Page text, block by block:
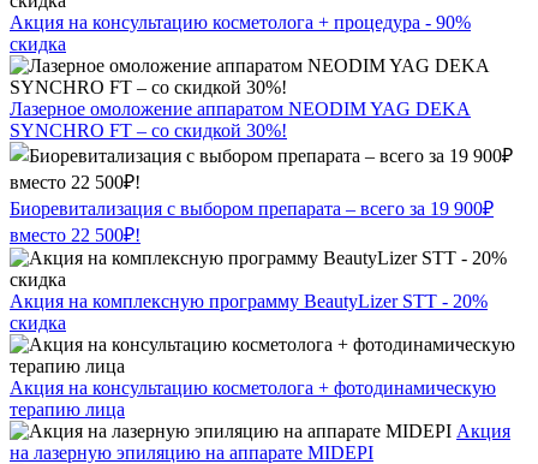
Акция на консультацию косметолога + процедура - 90%
скидка
Лазерное омоложение аппаратом NEODIM YAG DEKA
SYNCHRO FT – со скидкой 30%!
Биоревитализация с выбором препарата – всего за 19 900₽
вместо 22 500₽!
Акция на комплексную программу BeautyLizer STT - 20%
скидка
Акция на консультацию косметолога + фотодинамическую
терапию лица
Акция
на лазерную эпиляцию на аппарате MIDEPI